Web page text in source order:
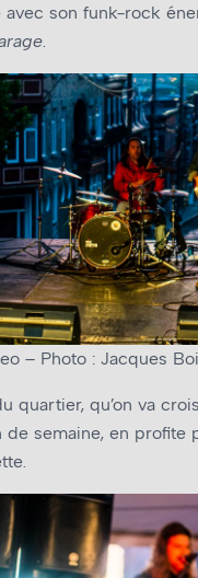
avec son funk-rock
– Photo : Jacques
quartier, qu’on va
de semaine, en profite